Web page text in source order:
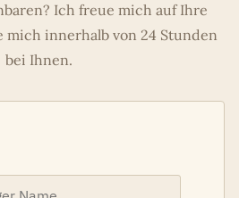
Ich freue mich auf Ihre
innerhalb von 24 Stunden
bei Ihnen.